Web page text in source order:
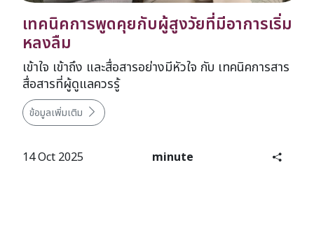
เทคนิคการพูดคุยกับผู้สูงวัยที่มีอาการเริ่ม
หลงลืม
เข้าใจ เข้าถึง และสื่อสารอย่างมีหัวใจ กับ เทคนิคการสาร
สื่อสารที่ผู้ดูแลควรรู้
ข้อมูลเพิ่มเติม
14 Oct 2025 minute